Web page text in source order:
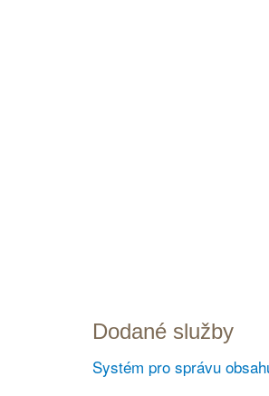
Dodané služby
Systém pro správu